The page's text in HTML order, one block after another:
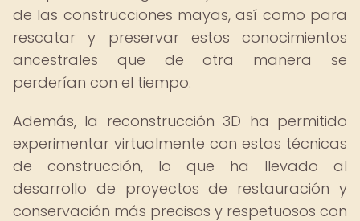
de las construcciones mayas, así como para
rescatar y preservar estos conocimientos
ancestrales que de otra manera se
perderían con el tiempo.
Además, la reconstrucción 3D ha permitido
experimentar virtualmente con estas técnicas
de construcción, lo que ha llevado al
desarrollo de proyectos de restauración y
conservación más precisos y respetuosos con